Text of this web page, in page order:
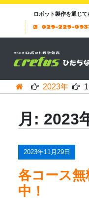
ロボット製作を通じ
029-229-
2023年
月: 2023
2023年11月29日
各コース
中！